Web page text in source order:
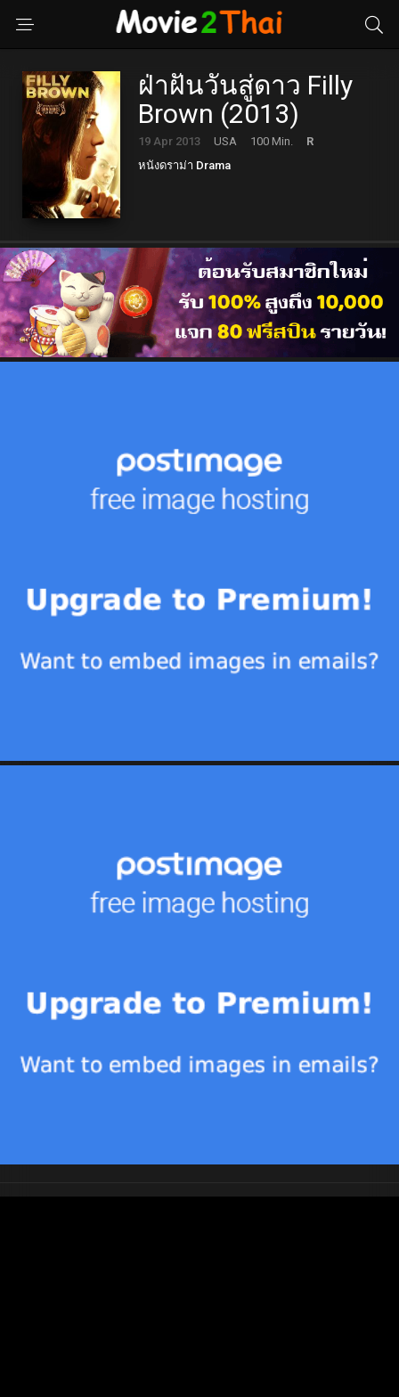
ฝ่าฝันวันสู่ดาว Filly
Brown (2013)
19 Apr 2013 USA 100 Min.
R
หนังดราม่า Drama